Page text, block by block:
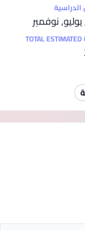
نوفمبر
TOTAL ESTIMATED